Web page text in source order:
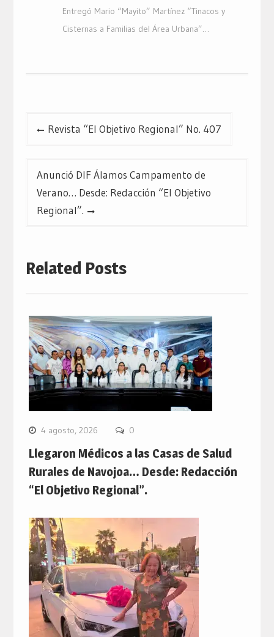
Entregó Mario “Mayito” Martínez “Tinacos y
Cisternas a Familias del Área Urbana”…
Navegación
Revista “El Objetivo Regional” No. 407
Anunció DIF Álamos Campamento de
Verano… Desde: Redacción “El Objetivo
Regional”.
Related Posts
4 agosto, 2026 0
Llegaron Médicos a las Casas de Salud
Rurales de Navojoa… Desde: Redacción
“El Objetivo Regional”.